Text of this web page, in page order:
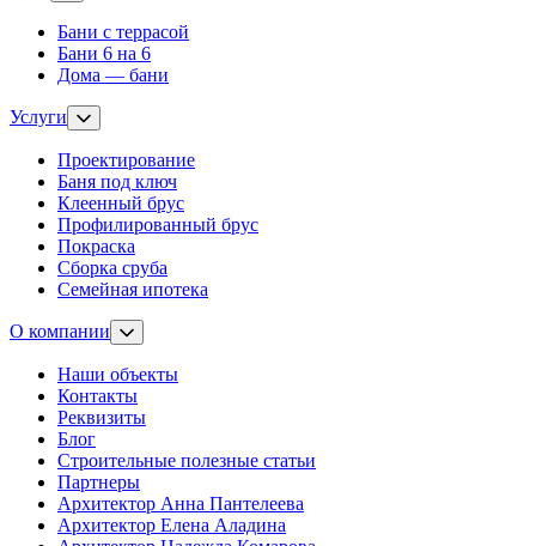
Бани с террасой
Бани 6 на 6
Дома — бани
Услуги
Проектирование
Баня под ключ
Клеенный брус
Профилированный брус
Покраска
Сборка сруба
Семейная ипотека
О компании
Наши объекты
Контакты
Реквизиты
Блог
Строительные полезные статьи
Партнеры
Архитектор Анна Пантелеева
Архитектор Елена Аладина